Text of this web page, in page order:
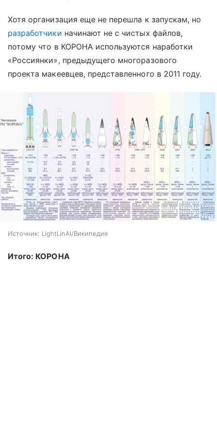
Хотя организация еще не перешла к запускам, но
разработчики начинают не с чистых файлов,
потому что в КОРОНА используются наработки
«Россиянки», предыдущего многоразового
проекта макеевцев, представленного в 2011 году.
Источник: LightLinAl/Википедия
Итого: КОРОНА